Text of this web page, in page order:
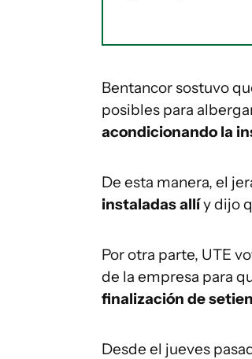
Bentancor sostuvo
posibles para
acondicionando la
De esta manera, el
instaladas allíy dijo
Por otra parte, UTE
de la empresa para
finalización de
Desde el jueves